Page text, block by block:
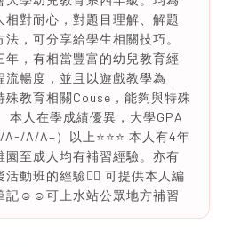
相對耐心，對題目理解、解題
，可分享給學生相關技巧。
年，有相當豐富的幼兒教育經
流暢度，並且以遊戲教學為
殊教育相關Couse，能夠與特殊
本人在學成績優異，大學GPA
A/A+）以上⭐️⭐️⭐️ 本人有4年
園至成人均有補習經驗。亦有
動班的經驗👍🏻 可提供本人編
記☺️☺️可上水站公眾地方補習